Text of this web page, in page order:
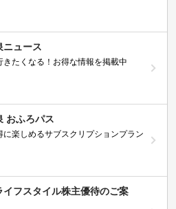
ニュース
きたくなる！お得な情報を掲載中
おふろパス
に楽しめるサブスクリプションプラン
イフスタイル株主優待のご案